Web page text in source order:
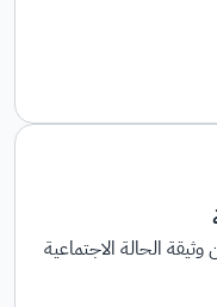
الحالة الاجتماعية